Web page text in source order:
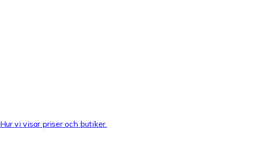
Hur vi visar priser och butiker.